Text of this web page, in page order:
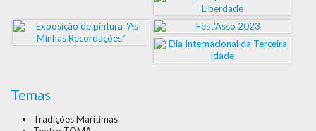
Temas
Tradições Marítimas